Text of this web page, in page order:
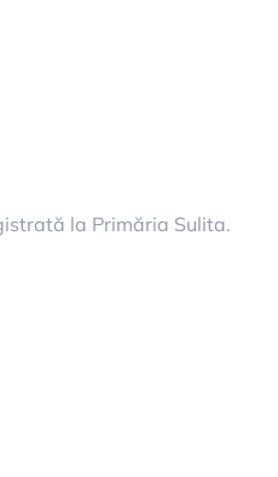
la Primăria Sulita.